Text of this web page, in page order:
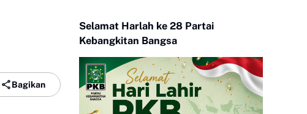
Bagikan
Selamat Harlah ke 28 Partai
Kebangkitan Bangsa